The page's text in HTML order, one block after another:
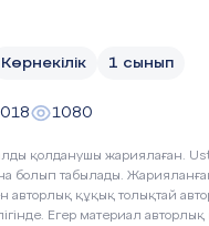
Көрнекілік 1 сынып
1080
қолданушы жариялаған.
болып табылады.
авторлық құқық толықтай
Егер материал